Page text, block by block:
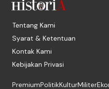
Tentang Kami
Syarat & Ketentuan
Kontak Kami
Kebijakan Privasi
PremiumPolitikKulturMiliter